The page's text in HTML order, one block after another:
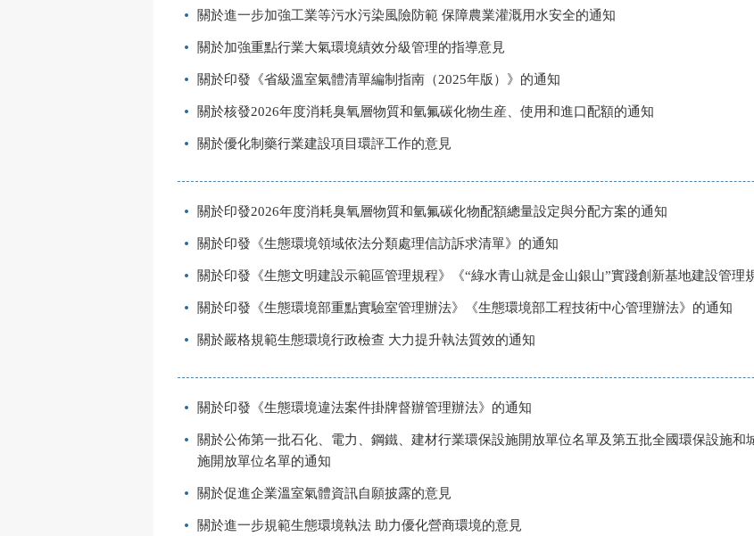
關於進一步加強工業等污水污染風險防範 保障農業灌溉用水安全的通知
關於加強重點行業大氣環境績效分級管理的指導意見
關於印發《省級溫室氣體清單編制指南（2025年版）》的通知
關於核發2026年度消耗臭氧層物質和氫氟碳化物生産、使用和進口配額的通知
關於優化制藥行業建設項目環評工作的意見
關於印發2026年度消耗臭氧層物質和氫氟碳化物配額總量設定與分配方案的通知
關於印發《生態環境領域依法分類處理信訪訴求清單》的通知
關於印發《生態文明建設示範區管理規程》《“綠水青山就是金山銀山”實踐創新基地建設管理
關於印發《生態環境部重點實驗室管理辦法》《生態環境部工程技術中心管理辦法》的通知
關於嚴格規範生態環境行政檢查 大力提升執法質效的通知
關於印發《生態環境違法案件掛牌督辦管理辦法》的通知
關於公佈第一批石化、電力、鋼鐵、建材行業環保設施開放單位名單及第五批全國環保設施和
施開放單位名單的通知
關於促進企業溫室氣體資訊自願披露的意見
關於進一步規範生態環境執法 助力優化營商環境的意見